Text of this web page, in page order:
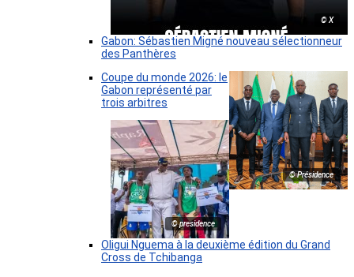
© X
Gabon: Sébastien Migné nouveau sélectionneur
des Panthères
© Présidence
Coupe du monde 2026: le
Gabon représenté par
trois arbitres
© presidence
Oligui Nguema à la deuxième édition du Grand
Cross de Tchibanga